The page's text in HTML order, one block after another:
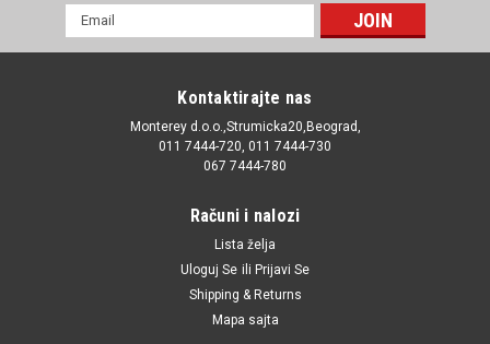
mail
Kontaktirajte nas
Monterey d.o.o.,Strumicka20,Beograd,
011 7444-720, 011 7444-730
067 7444-780
Računi i nalozi
Lista želja
Uloguj Se ili Prijavi Se
Shipping & Returns
Mapa sajta